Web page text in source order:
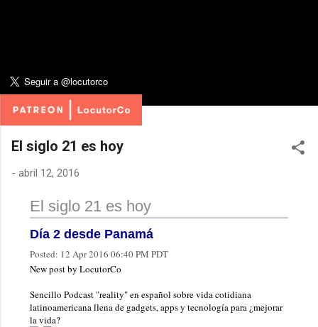
El siglo 21 es hoy
- abril 12, 2016
El siglo 21 es hoy
Día 2 desde Panamá
Posted: 12 Apr 2016 06:40 PM PDT
New post by LocutorCo
Sencillo Podcast "reality" en español sobre vida cotidiana
latinoamericana llena de gadgets, apps y tecnología para ¿mejorar
la vida?